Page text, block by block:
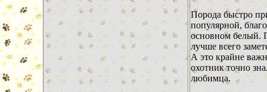
Порода быстро
популярной,
основном белый.
лучше всего
А это крайне
охотник точно
любимца.